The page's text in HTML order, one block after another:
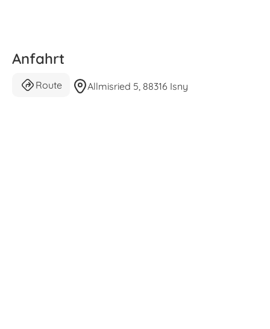
Anfahrt
Route Allmisried 5, 88316 Isny